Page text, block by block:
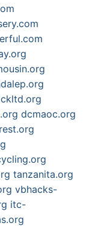
dcmaoc.org
tanzanita.org
vbhacks-
itc-